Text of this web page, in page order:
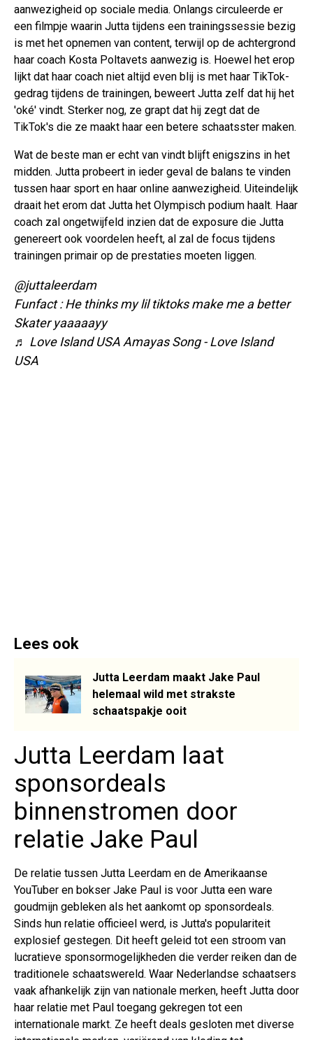
aanwezigheid op sociale media. Onlangs circuleerde er
een filmpje waarin Jutta tijdens een trainingssessie bezig
is met het opnemen van content, terwijl op de achtergrond
haar coach Kosta Poltavets aanwezig is. Hoewel het erop
lijkt dat haar coach niet altijd even blij is met haar TikTok-
gedrag tijdens de trainingen, beweert Jutta zelf dat hij het
'oké' vindt. Sterker nog, ze grapt dat hij zegt dat de
TikTok's die ze maakt haar een betere schaatsster maken.
Wat de beste man er echt van vindt blijft enigszins in het
midden. Jutta probeert in ieder geval de balans te vinden
tussen haar sport en haar online aanwezigheid. Uiteindelijk
draait het erom dat Jutta het Olympisch podium haalt. Haar
coach zal ongetwijfeld inzien dat de exposure die Jutta
genereert ook voordelen heeft, al zal de focus tijdens
trainingen primair op de prestaties moeten liggen.
@juttaleerdam
Funfact : He thinks my lil tiktoks make me a better
Skater yaaaaayy
♬ Love Island USA Amayas Song - Love Island
USA
Lees ook
Jutta Leerdam maakt Jake Paul
helemaal wild met strakste
schaatspakje ooit
Jutta Leerdam laat
sponsordeals
binnenstromen door
relatie Jake Paul
De relatie tussen Jutta Leerdam en de Amerikaanse
YouTuber en bokser Jake Paul is voor Jutta een ware
goudmijn gebleken als het aankomt op sponsordeals.
Sinds hun relatie officieel werd, is Jutta's populariteit
explosief gestegen. Dit heeft geleid tot een stroom van
lucratieve sponsormogelijkheden die verder reiken dan de
traditionele schaatswereld. Waar Nederlandse schaatsers
vaak afhankelijk zijn van nationale merken, heeft Jutta door
haar relatie met Paul toegang gekregen tot een
internationale markt. Ze heeft deals gesloten met diverse